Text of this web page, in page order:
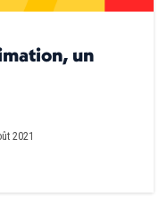
un
2021